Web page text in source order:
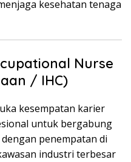
kesehatan tenaga
Nurse
/ IHC)
kesempatan karier
untuk bergabung
penempatan di
industri terbesar